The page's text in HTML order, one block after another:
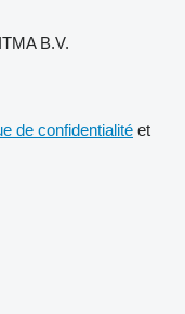
B.V.
de confidentialité et